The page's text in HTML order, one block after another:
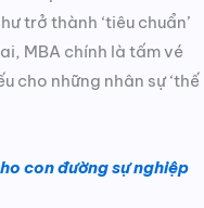
trở thành ‘tiêu chuẩn’
MBA chính là tấm vé
cho những nhân sự ‘thế
con đường sự nghiệp